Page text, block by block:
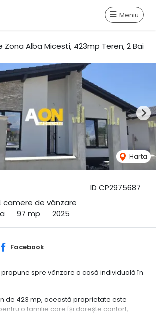
Meniu
Alba Micesti, 423mp Teren, 2 Bai
ID CP2975687
camere de vânzare
97 mp 2025
Harta
Facebook
spre vânzare o casă individuală în
de 423 mp, această proprietate este
o familie care își dorește confort,